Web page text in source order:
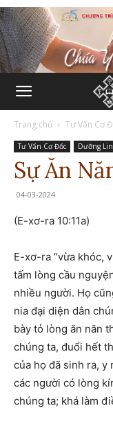
Trang chủ Tư Vấn Cơ
Tư Vấn Cơ Đốc Dưỡng
Sự Ăn
04-03-2024
(E-xơ-ra 10:11a)
E-xơ-ra “vừa khóc,
tấm lòng cầu
nhiều người. Họ
nia đại diện dân
bày tỏ lòng ăn năn
chúng ta, đuổi hết
của họ đã sinh ra, y
các người có lòng
chúng ta; khá làm